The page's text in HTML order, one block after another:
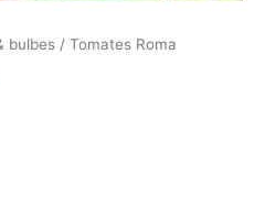
bulbes / Tomates Roma